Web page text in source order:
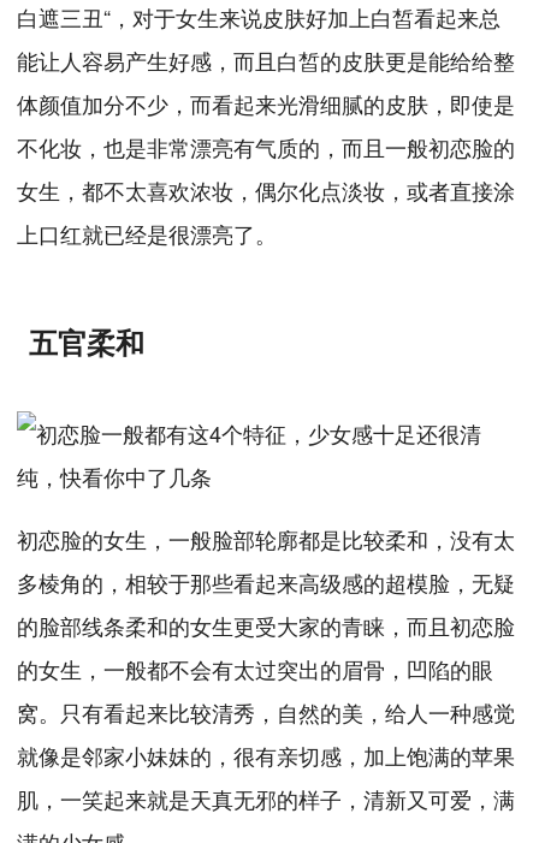
白遮三丑“，对于女生来说皮肤好加上白皙看起来总
能让人容易产生好感，而且白皙的皮肤更是能给给整
体颜值加分不少，而看起来光滑细腻的皮肤，即使是
不化妆，也是非常漂亮有气质的，而且一般初恋脸的
女生，都不太喜欢浓妆，偶尔化点淡妆，或者直接涂
上口红就已经是很漂亮了。
五官柔和
初恋脸的女生，一般脸部轮廓都是比较柔和，没有太
多棱角的，相较于那些看起来高级感的超模脸，无疑
的脸部线条柔和的女生更受大家的青睐，而且初恋脸
的女生，一般都不会有太过突出的眉骨，凹陷的眼
窝。只有看起来比较清秀，自然的美，给人一种感觉
就像是邻家小妹妹的，很有亲切感，加上饱满的苹果
肌，一笑起来就是天真无邪的样子，清新又可爱，满